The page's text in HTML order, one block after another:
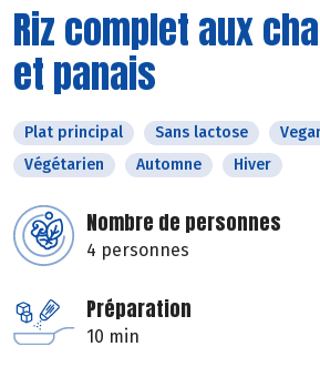
Riz complet aux
et panais
Plat principal Sans lactose
Végétarien
Automne Hiver
Nombre de personnes
4 personnes
Préparation
10 min